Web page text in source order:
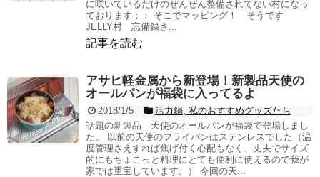
に咲いているだけのぜんぜん整備されてない村になっ
ております；； そこでマッピング！ そうです
JELLY村 忘備録さ...
記事を読む
アサヒ軽金属から新登場！新製品天使の
オールパンが福袋に入ってるよ
2018/1/5 活力鍋, 私のおすすめグッズたち
話題の新製品 天使のオールパンが福袋で登場しまし
た。 以前の天使のフライパンはステンレスでした（温
度管理さえすれば焦げ付く心配もなく、丈夫でサイズ
的にもちょこっと料理にとても便利に使えるので我が
家では重宝しています。） 今回の天...